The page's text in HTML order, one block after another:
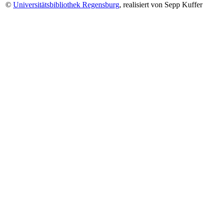
© Universitätsbibliothek Regensburg, realisiert von Sepp Kuffer